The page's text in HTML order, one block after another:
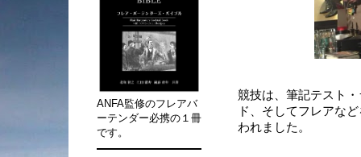
競技は、筆記テスト
ド、そしてフレアな
われました。
ANFA監修のフレアバ
ーテンダー必携の１冊
です。